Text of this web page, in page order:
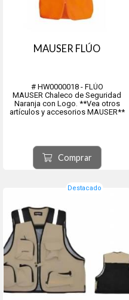
MAUSER FLÚO
# HW0000018 - FLÚO
MAUSER Chaleco de Seguridad
Naranja con Logo. **Vea otros
artículos y accesorios MAUSER**
Comprar
Destacado